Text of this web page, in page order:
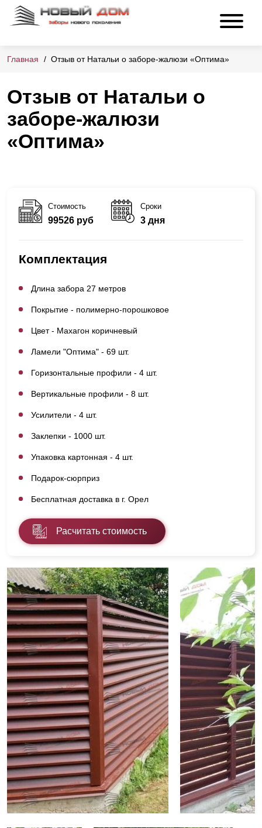
Главная Отзыв от Натальи о заборе-жалюзи «Оптима»
Отзыв от Натальи о
заборе-жалюзи
«Оптима»
Стоимость
99526 руб
Сроки
3 дня
Комплектация
Длина забора 27 метров
Покрытие - полимерно-порошковое
Цвет - Махагон коричневый
Ламели "Оптима" - 69 шт.
Горизонтальные профили - 4 шт.
Вертикальные профили - 8 шт.
Усилители - 4 шт.
Заклепки - 1000 шт.
Упаковка картонная - 4 шт.
Подарок-сюрприз
Бесплатная доставка в г. Орел
Расчитать стоимость